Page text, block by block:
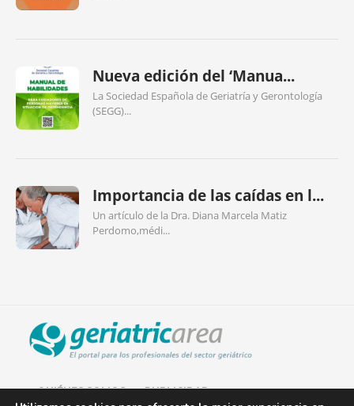
Nueva edición del ‘Manua...
La Sociedad Española de Geriatría y Gerontología
(SEGG)...
Importancia de las caídas en l...
Un artículo de la Dra. Diana Marcela Matiz
Perdomo,médi...
QUIÉNES SOMOS PUBLICIDAD